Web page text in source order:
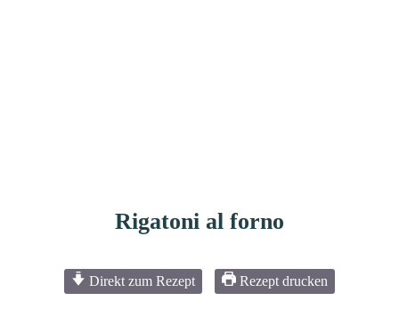
Rigatoni al forno
Direkt zum Rezept Rezept drucken